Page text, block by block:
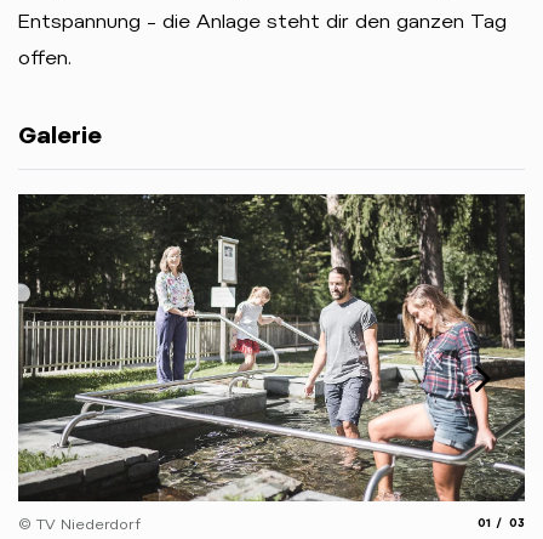
Entspannung – die Anlage steht dir den ganzen Tag
offen.
Galerie
© TV Niederdorf 01 03